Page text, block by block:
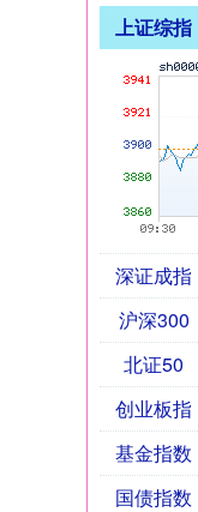
上证综指
深证成指
沪深300
北证50
创业板指
基金指数
国债指数